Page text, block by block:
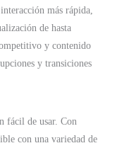
más rápida,
de hasta
y contenido
y transiciones
fácil de usar. Con
con una variedad de